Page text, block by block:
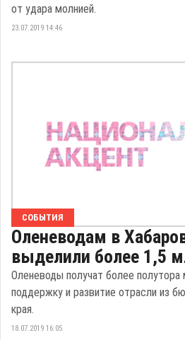
от удара молнией.
23.07.2019 14:46
СОБЫТИЯ
Оленеводам в
выделили более 1,5
Оленеводы получат более полутора
поддержку и развитие отрасли из
края.
18.07.2019 16:05